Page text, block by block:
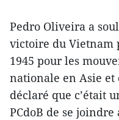
Pedro Oliveira a
victoire du Vietnam
1945 pour les
nationale en Asie
déclaré que c’était
PCdoB de se joindre